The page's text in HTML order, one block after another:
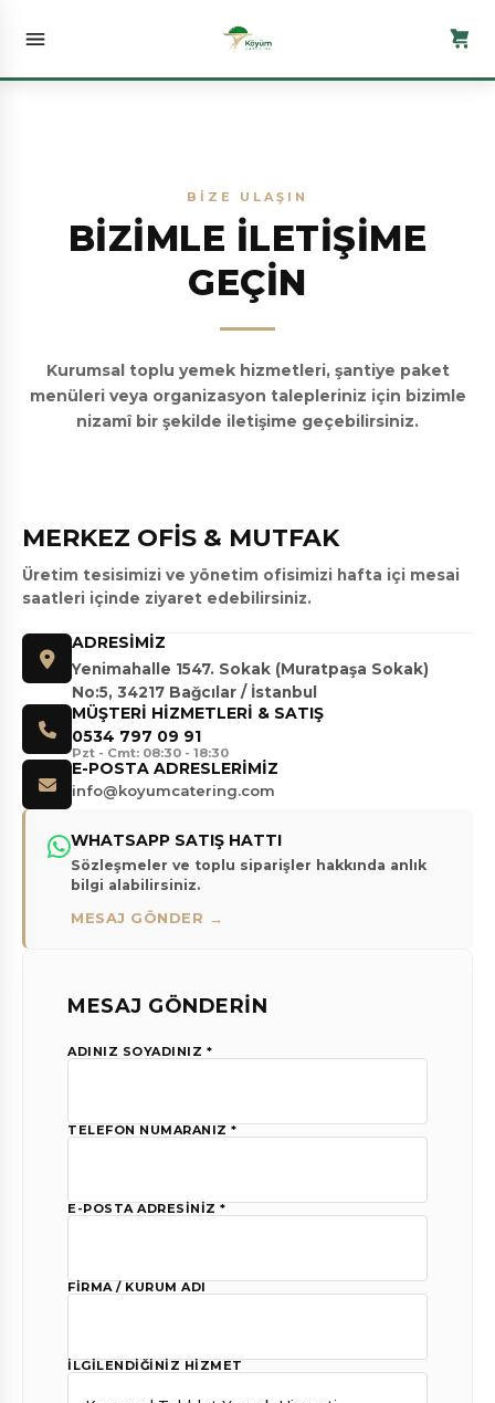
BİZE ULAŞIN
BİZİMLE İLETİŞİME
GEÇİN
Kurumsal toplu yemek hizmetleri, şantiye paket
menüleri veya organizasyon talepleriniz için bizimle
nizamî bir şekilde iletişime geçebilirsiniz.
MERKEZ OFİS & MUTFAK
Üretim tesisimizi ve yönetim ofisimizi hafta içi mesai
saatleri içinde ziyaret edebilirsiniz.
ADRESIMIZ
Yenimahalle 1547. Sokak (Muratpaşa Sokak)
No:5, 34217 Bağcılar / İstanbul
MÜŞTERI HIZMETLERI & SATIŞ
0534 797 09 91
Pzt - Cmt: 08:30 - 18:30
E-POSTA ADRESLERIMIZ
info@koyumcatering.com
WHATSAPP SATIŞ HATTI
Sözleşmeler ve toplu siparişler hakkında anlık
bilgi alabilirsiniz.
MESAJ GÖNDER →
MESAJ GÖNDERİN
ADINIZ SOYADINIZ *
TELEFON NUMARANIZ *
E-POSTA ADRESINIZ *
FIRMA / KURUM ADI
İLGILENDIĞINIZ HIZMET